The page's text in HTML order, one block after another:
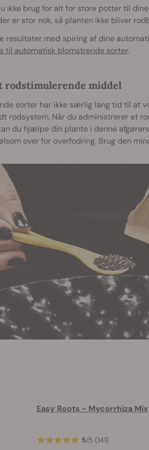
ikke brug for alt for store potter til
er stor nok, så planten ikke bliver
resultater med spiring af dine
til automatisk blomstrende sorter.
rodstimulerende middel
sorter har ikke særlig lang tid til at
rodsystem. Når du administrerer et
du hjælpe din plante i denne
over for overfodring. Brug den
Easy Roots - Mycorrhiza Mix
5/5 (141)